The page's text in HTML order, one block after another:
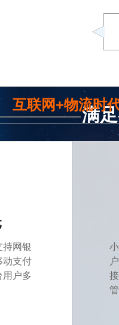
互联网+物流时
满
持网银
动支付
用户多